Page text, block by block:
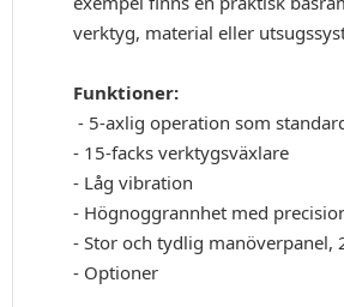
verktyg, material eller
Funktioner:
- 5-axlig operation som
- 15-facks verktygsväxlare
- Låg vibration
- Högnoggrannhet med
- Stor och tydlig manöverpanel,
- Optioner